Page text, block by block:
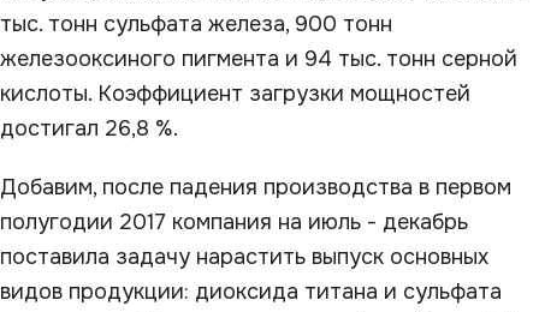
тыс. тонн сульфата железа, 900 тонн
железооксиного пигмента и 94 тыс. тонн серной
кислоты. Коэффициент загрузки мощностей
достигал 26,8 %.
Добавим, после падения производства в первом
полугодии 2017 компания на июль - декабрь
поставила задачу нарастить выпуск основных
видов продукции: диоксида титана и сульфата